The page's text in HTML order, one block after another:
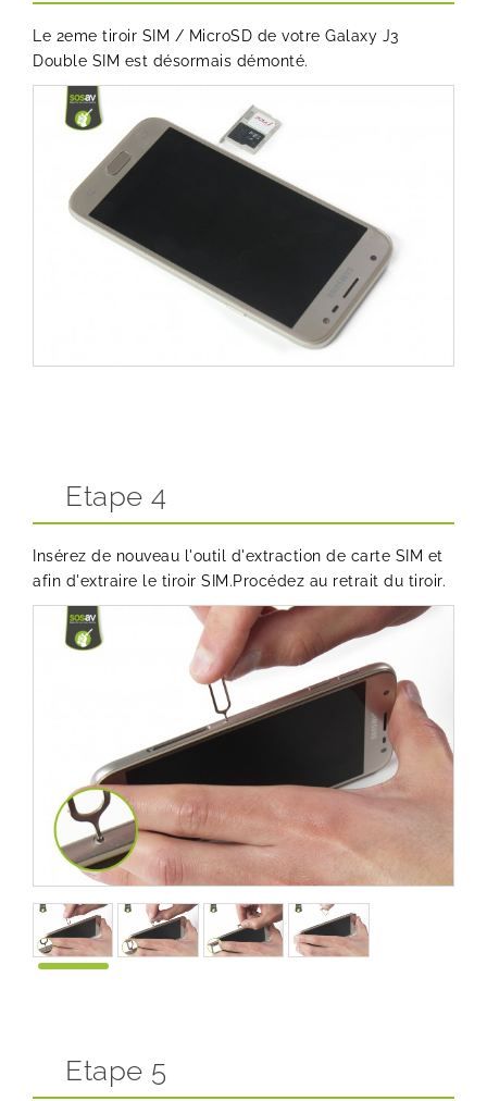
Le 2eme tiroir SIM / MicroSD de votre Galaxy J3
Double SIM est désormais démonté.
Etape 4
Insérez de nouveau l'outil d'extraction de carte SIM et
afin d'extraire le tiroir SIM.Procédez au retrait du tiroir.
Etape 5